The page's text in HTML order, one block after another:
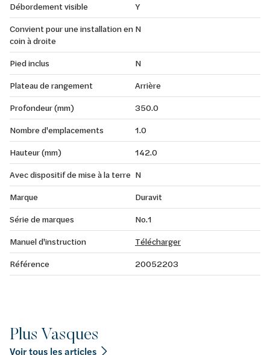
Débordement visible
Y
Convient pour une installation en
coin à droite
N
Pied inclus
N
Plateau de rangement
Arrière
Profondeur (mm)
350.0
Nombre d'emplacements
1.0
Hauteur (mm)
142.0
Avec dispositif de mise à la terre N
Marque
Duravit
Série de marques
No.1
Manuel d'instruction
Télécharger
Référence
20052203
Plus Vasques
Voir tous les articles